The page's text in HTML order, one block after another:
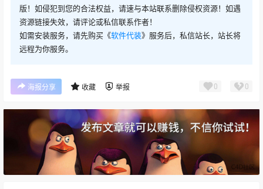
版！如侵犯到您的合法权益，请速与本站联系删除侵权资源！如遇
资源链接失效，请评论或私信联系作者！
如需安装服务，请先购买《软件代装》服务后，私信站长，站长将
远程为你服务。
海报分享 收藏 举报 0 0